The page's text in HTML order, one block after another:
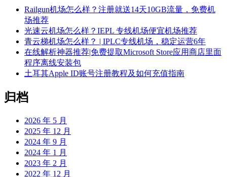
Railgun机场怎么样？注册就送14天10GB流量，免费机
场推荐
光速云机场怎么样？IEPL 专线机场便宜机场推荐
青云梯机场怎么样？ | IPLC专线机场，稳定运营6年
在线解析神器推荐|免费提取Microsoft Store应用商店里面
程序离线安装包
土耳其Apple ID账号注册教程及如何充值指南
归档
2026 年 5 月
2025 年 12 月
2024 年 9 月
2024 年 1 月
2023 年 2 月
2022 年 12 月